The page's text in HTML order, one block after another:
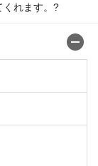
くれます。?